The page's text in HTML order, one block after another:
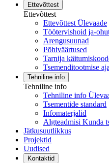
Ettevõttest
Ettevõttest
Ettevõttest Ülevaade
Töötervishoid ja-
Arengusuunad
Põhiväärtused
Tarnija
Tsemenditootmise
Tehniline info
Tehniline info
Tehniline info
Tsementide standard
Infomaterjalid
Algteadmisi Kunda
Jätkusuutlikkus
Projektid
Uudised
Kontaktid